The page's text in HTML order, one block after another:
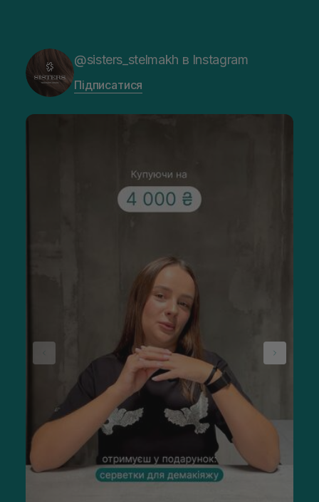
@sisters_stelmakh в Instagram
Підписатися